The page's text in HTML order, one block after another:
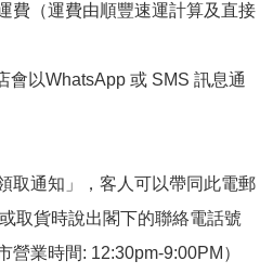
費（運費由順豐速運計算及直接
會以WhatsApp 或 SMS 訊息通
取通知」，客人可以帶同此電郵
取貨時說出閣下的聯絡電話號
營業時間: 12:30pm-9:00PM）